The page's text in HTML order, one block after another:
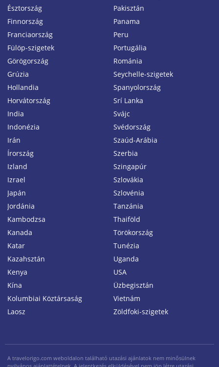
Észtország
Finnország
Franciaország
Fülöp-szigetek
Görögország
Grúzia
Hollandia
Horvátország
India
Indonézia
Irán
Írország
Izland
Izrael
Japán
Jordánia
Kambodzsa
Kanada
Katar
Kazahsztán
Kenya
Kína
Kolumbiai Köztársaság
Laosz
Pakisztán
Panama
Peru
Portugália
Románia
Seychelle-szigetek
Spanyolország
Srí Lanka
Svájc
Svédország
Szaúd-Arábia
Szerbia
Szingapúr
Szlovákia
Szlovénia
Tanzánia
Thaiföld
Törökország
Tunézia
Uganda
USA
Üzbegisztán
Vietnám
Zöldfoki-szigetek
A travelorigo.com weboldalon található utazási ajánlatok nem minősülnek
nyilvános ajánlattételnek. A jelentkezés elküldésével nem jön létre utazási